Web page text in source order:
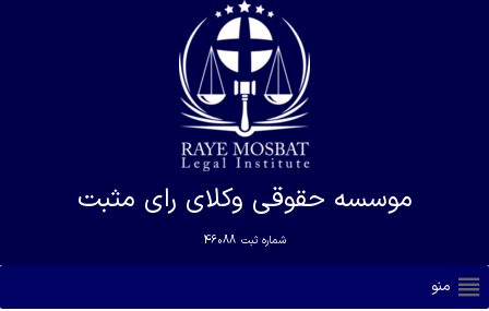
موسسه حقوقی وکلای رای مثبت
شماره ثبت 46088
منو